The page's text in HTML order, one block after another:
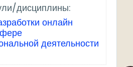
дисциплины:
онлайн
деятельности